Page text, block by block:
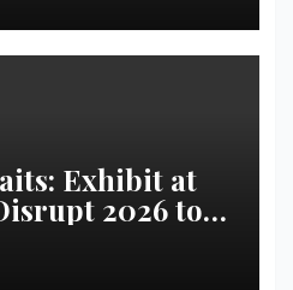
Exhibit at
2026 to
|